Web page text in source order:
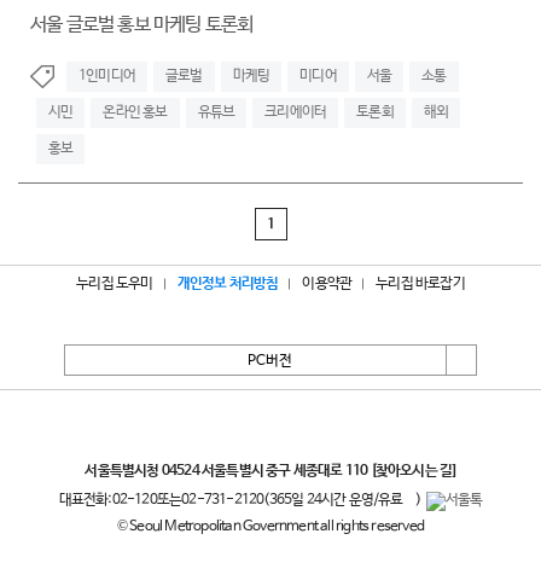
서울 글로벌 홍보 마케팅 토론회
1인미디어 글로벌 마케팅 미디어 서울 소통
시민 온라인 홍보 유튜브 크리에이터 토론회 해외
홍보
1
누리집 도우미 개인정보 처리방침 이용약관 누리집 바로잡기
PC버전
서울특별시청 04524 서울특별시 중구 세종대로 110 [찾아오시는 길]
대표전화:02-120또는02-731-2120(365일 24시간 운영/유료
)
© Seoul Metropolitan Government all rights reserved